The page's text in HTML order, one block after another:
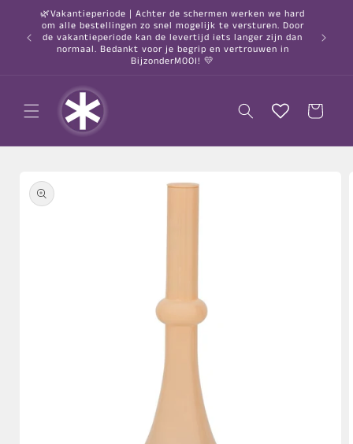
naar de
content
🌿Vakantieperiode | Achter de schermen werken we hard
om alle bestellingen zo snel mogelijk te versturen. Door
de vakantieperiode kan de levertijd iets langer zijn dan
normaal. Bedankt voor je begrip en vertrouwen in
BijzonderMOOI! 💛
○
Winkelwagen
direct naar